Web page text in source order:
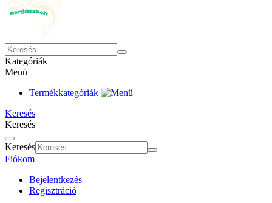
Kategóriák
Menü
Termékkategóriák
Keresés
Keresés
Keresés
Fiókom
Bejelentkezés
Regisztráció